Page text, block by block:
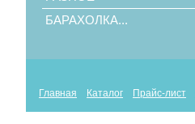
БАРАХОЛКА...
Главная Каталог Прайс-лист